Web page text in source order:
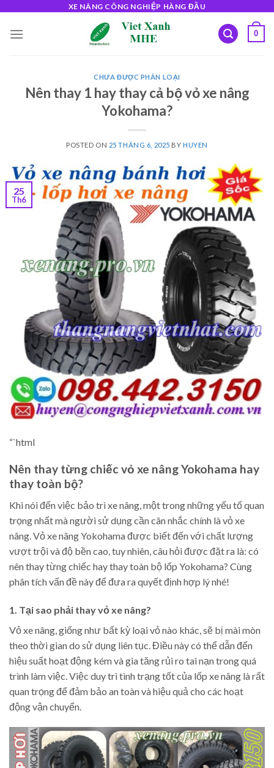
content
XE NÂNG CÔNG NGHIỆP HÀNG ĐẦU
0
CHƯA ĐƯỢC PHÂN LOẠI
Nên thay 1 hay thay cả bộ vỏ xe nâng
Yokohama?
POSTED ON 25 THÁNG 6, 2025 BY HUYEN
25
Th6
“`html
Nên thay từng chiếc vỏ xe nâng Yokohama hay
thay toàn bộ?
Khi nói đến việc bảo trì xe nâng, một trong những yếu tố quan
trọng nhất mà người sử dụng cần cân nhắc chính là vỏ xe
nâng. Vỏ xe nâng Yokohama được biết đến với chất lượng
vượt trội và độ bền cao, tuy nhiên, câu hỏi được đặt ra là: có
nên thay từng chiếc hay thay toàn bộ lốp Yokohama? Cùng
phân tích vấn đề này để đưa ra quyết định hợp lý nhé!
1. Tại sao phải thay vỏ xe nâng?
Vỏ xe nâng, giống như bất kỳ loại vỏ nào khác, sẽ bị mài mòn
theo thời gian do sử dụng liên tục. Điều này có thể dẫn đến
hiệu suất hoạt động kém và gia tăng rủi ro tai nạn trong quá
trình làm việc. Việc duy trì tình trạng tốt của lốp xe nâng là rất
quan trọng để đảm bảo an toàn và hiệu quả cho các hoạt
động vận chuyển.